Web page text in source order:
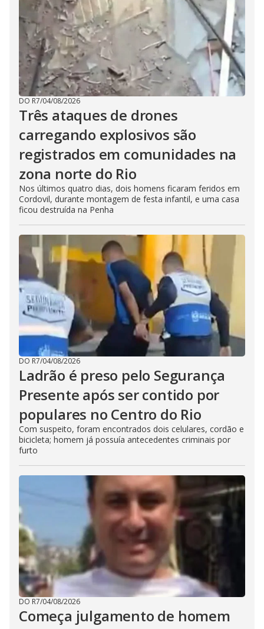
DO R7/04/08/2026
Três ataques de drones
carregando explosivos são
registrados em comunidades na
zona norte do Rio
Nos últimos quatro dias, dois homens ficaram feridos em
Cordovil, durante montagem de festa infantil, e uma casa
ficou destruída na Penha
DO R7/04/08/2026
Ladrão é preso pelo Segurança
Presente após ser contido por
populares no Centro do Rio
Com suspeito, foram encontrados dois celulares, cordão e
bicicleta; homem já possuía antecedentes criminais por
furto
DO R7/04/08/2026
Começa julgamento de homem